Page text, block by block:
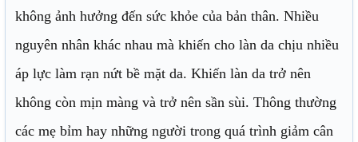
không ảnh hưởng đến sức khỏe của bản thân. Nhiều
nguyên nhân khác nhau mà khiến cho làn da chịu nhiều
áp lực làm rạn nứt bề mặt da. Khiến làn da trở nên
không còn mịn màng và trở nên sần sùi. Thông thường
các mẹ bỉm hay những người trong quá trình giảm cân